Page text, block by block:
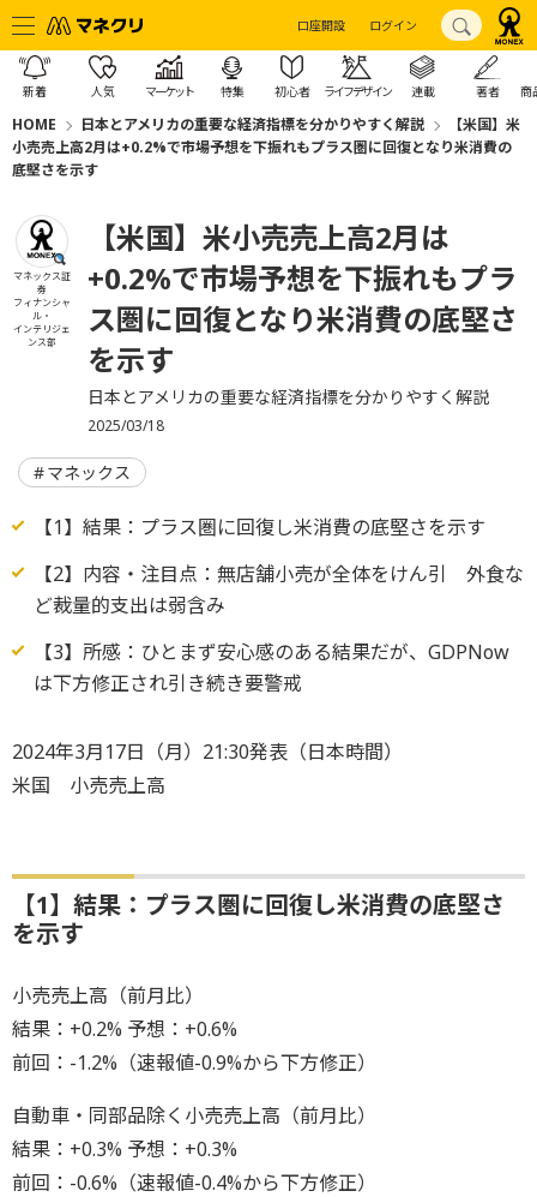
口座開設 ログイン
新着 人気 マーケット 特集 初心者 ライフデザイン 連載 著者 商
HOME 日本とアメリカの重要な経済指標を分かりやすく解説
【米国】米
小売売上高2月は+0.2%で市場予想を下振れもプラス圏に回復となり米消費の
底堅さを示す
マネックス証
券
フィナンシャ
ル・
インテリジェ
ンス部
【米国】米小売売上高2月は
+0.2%で市場予想を下振れもプラ
ス圏に回復となり米消費の底堅さ
を示す
日本とアメリカの重要な経済指標を分かりやすく解説
2025/03/18
マネックス
【1】結果：プラス圏に回復し米消費の底堅さを示す
【2】内容・注目点：無店舗小売が全体をけん引 外食な
ど裁量的支出は弱含み
【3】所感：ひとまず安心感のある結果だが、GDPNow
は下方修正され引き続き要警戒
2024年3月17日（月）21:30発表（日本時間）
米国 小売売上高
【1】結果：プラス圏に回復し米消費の底堅さ
を示す
小売売上高（前月比）
結果：+0.2% 予想：+0.6%
前回：-1.2%（速報値-0.9%から下方修正）
自動車・同部品除く小売売上高（前月比）
結果：+0.3% 予想：+0.3%
前回：-0.6%（速報値-0.4%から下方修正）